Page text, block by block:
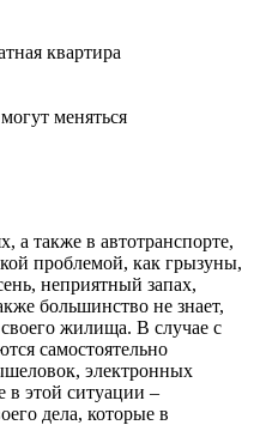
квартира
меняться
также в автотранспорте,
проблемой, как грызуны,
неприятный запах,
большинство не знает,
жилища. В случае с
самостоятельно
электронных
в этой ситуации –
дела, которые в